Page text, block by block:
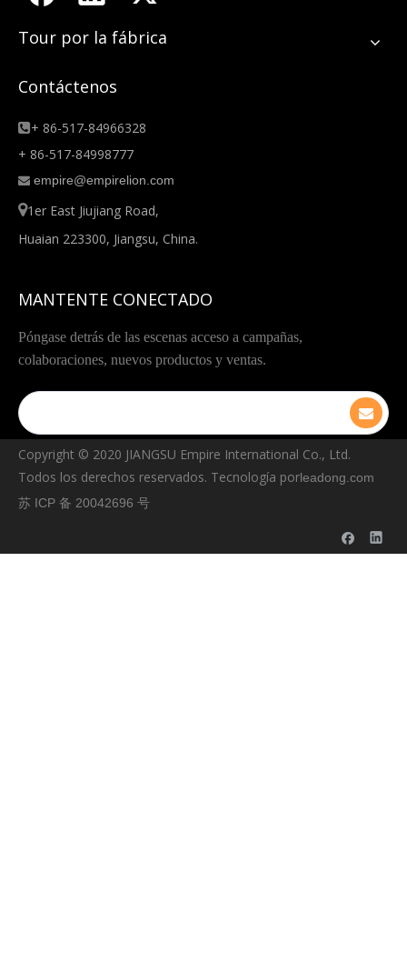
Tour por la fábrica
Contáctenos
+ 86-517-84966328
+ 86-517-84998777
 empire@empirelion.com
1er East Jiujiang Road,
Huaian 223300, Jiangsu, China.
MANTENTE CONECTADO
Póngase detrás de las escenas acceso a campañas,
colaboraciones, nuevos productos y ventas.
Copyright © ️2020 JIANGSU Empire International Co., Ltd.
Todos los derechos reservados. Tecnología porleadong.com
苏 ICP 备 20042696 号